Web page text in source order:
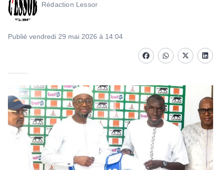
Rédaction Lessor
Publié vendredi 29 mai 2026 à 14:04
FacebookwhatsappTwitter